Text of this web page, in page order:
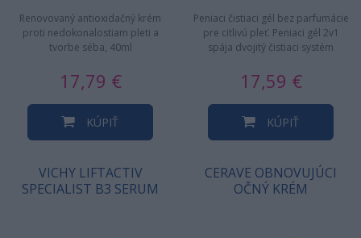
Renovovaný antioxidačný krém
proti nedokonalostiam pleti a
tvorbe séba, 40ml
17,79 €
KÚPIŤ
Peniaci čistiaci gél bez parfumácie
pre citlivú pleť. Peniaci gél 2v1
spája dvojitý čistiaci systém
17,59 €
KÚPIŤ
VICHY LIFTACTIV
SPECIALIST B3 SERUM
CERAVE OBNOVUJÚCI
OČNÝ KRÉM